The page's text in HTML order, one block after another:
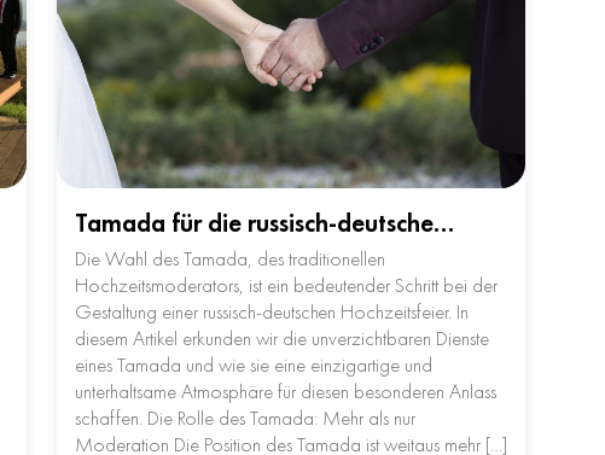
Tamada für die russisch-deutsche…
Die Wahl des Tamada, des traditionellen
Hochzeitsmoderators, ist ein bedeutender Schritt bei der
Gestaltung einer russisch-deutschen Hochzeitsfeier. In
diesem Artikel erkunden wir die unverzichtbaren Dienste
eines Tamada und wie sie eine einzigartige und
unterhaltsame Atmosphäre für diesen besonderen Anlass
schaffen. Die Rolle des Tamada: Mehr als nur
Moderation Die Position des Tamada ist weitaus mehr […]